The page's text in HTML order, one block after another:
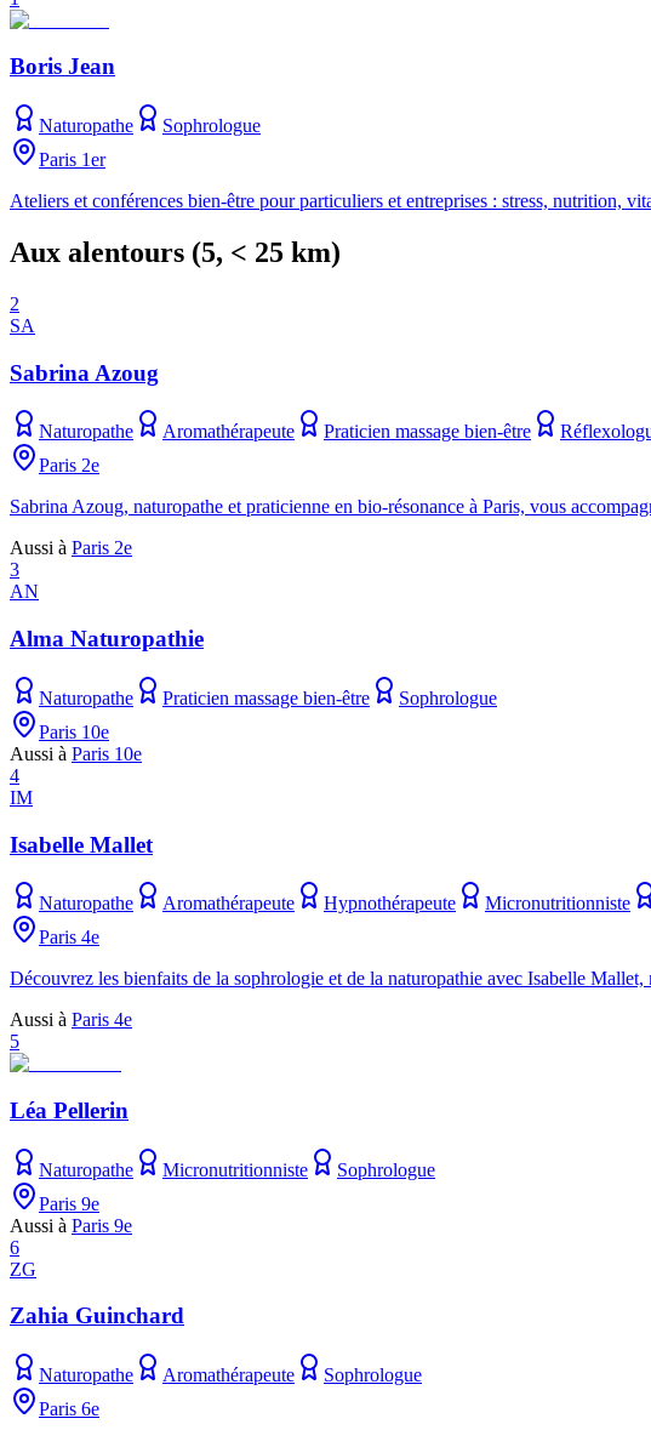
Boris Jean
Naturopathe
Sophrologue
Paris 1er
Ateliers et conférences bien-être pour particuliers et entreprises : stress, nutrition,
Aux alentours (5, < 25 km)
2
SA
Sabrina Azoug
Naturopathe Aromathérapeute Praticien massage bien-être
Paris 2e
Sabrina Azoug, naturopathe et praticienne en bio-résonance à Paris, vous
Aussi à Paris 2e
3
AN
Alma Naturopathie
Naturopathe Praticien massage bien-être
Sophrologue
Paris 10e
Aussi à Paris 10e
4
IM
Isabelle Mallet
Naturopathe Aromathérapeute Hypnothérapeute Micronutritionniste
Paris 4e
Découvrez les bienfaits de la sophrologie et de la naturopathie avec Isabelle
Aussi à Paris 4e
5
Léa Pellerin
Naturopathe Micronutritionniste
Sophrologue
Paris 9e
Aussi à Paris 9e
6
ZG
Zahia Guinchard
Naturopathe Aromathérapeute
Sophrologue
Paris 6e